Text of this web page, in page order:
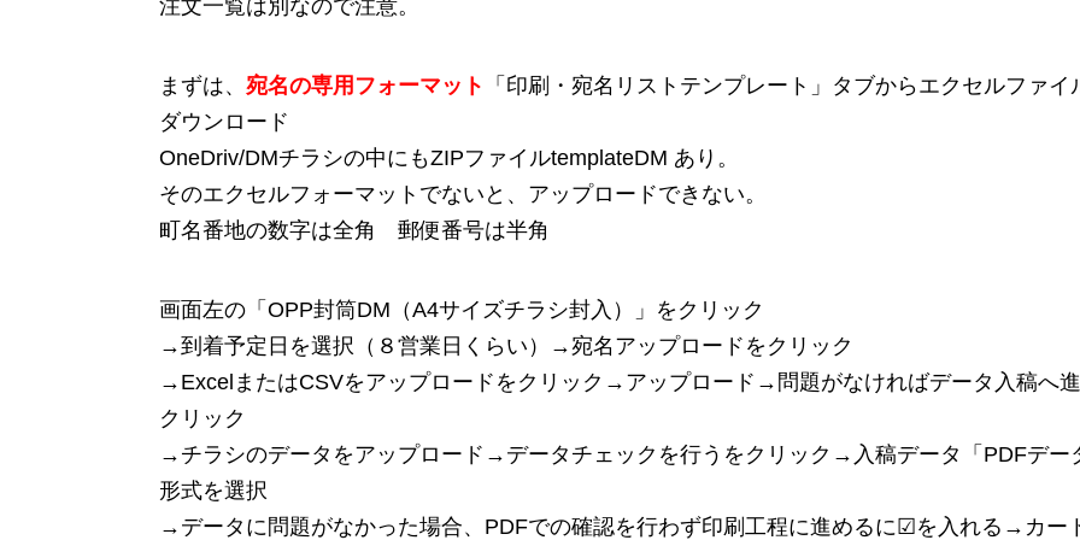
注文一覧は別なので注意。
まずは、 宛名の専用フォーマット
「印刷・宛名リストテンプレート」タブからエクセルファイ
ダウンロード
OneDriv/DMチラシの中にもZIPファイルtemplateDM あり。
そのエクセルフォーマットでないと、アップロードできない。
町名番地の数字は全角 郵便番号は半角
画面左の「OPP封筒DM（A4サイズチラシ封入）」をクリック
→到着予定日を選択（８営業日くらい）→宛名アップロードをクリック
→ExcelまたはCSVをアップロードをクリック→アップロード→問題がなければデータ入稿へ
クリック
→チラシのデータをアップロード→データチェックを行うをクリック→入稿データ「PDFデー
形式を選択
→データに問題がなかった場合、PDFでの確認を行わず印刷工程に進めるに☑を入れる→カー